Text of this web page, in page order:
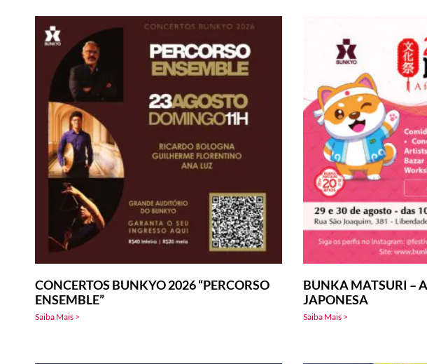
CONCERTOS BUNKYO 2026 “PERCORSO
ENSEMBLE”
Saiba Mais >
BUNKA MATSURI –
JAPONESA
Saiba Mais >